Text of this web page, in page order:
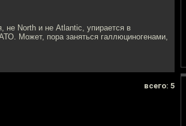
не North и не Atlantic, упирается в
Может, пора заняться галлюциногенами,
всего: 5